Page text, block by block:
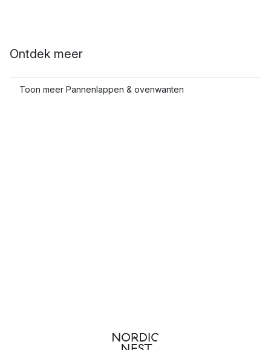
Ontdek meer
Toon meer Pannenlappen & ovenwanten